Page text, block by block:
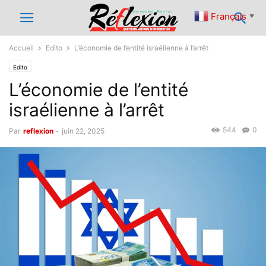
Accueil Edito L’économie de l’entité israélienne à l’arrêt
Edito
L’économie de l’entité
israélienne à l’arrêt
Par reflexion - juin 22, 2025 0
544
Français ▼